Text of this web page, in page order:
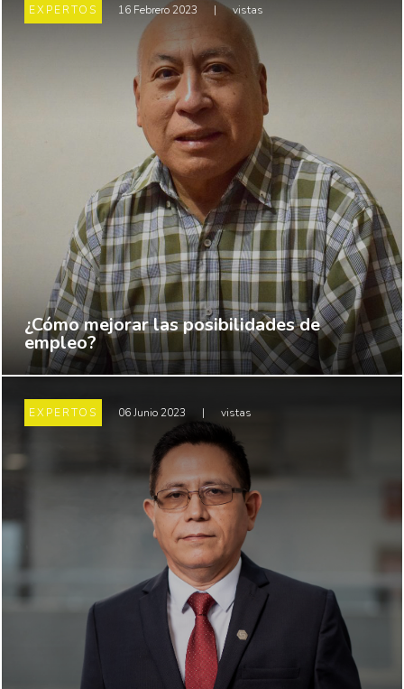
EXPERTOS 16 Febrero 2023 | vistas
¿Cómo mejorar las posibilidades de
empleo?
EXPERTOS 06 Junio 2023 | vistas